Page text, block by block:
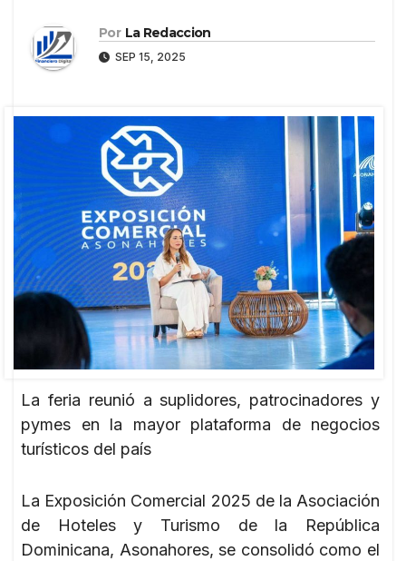
Por La Redaccion
SEP 15, 2025
La feria reunió a suplidores, patrocinadores y
pymes en la mayor plataforma de negocios
turísticos del país
La Exposición Comercial 2025 de la Asociación
de Hoteles y Turismo de la República
Dominicana, Asonahores, se consolidó como el